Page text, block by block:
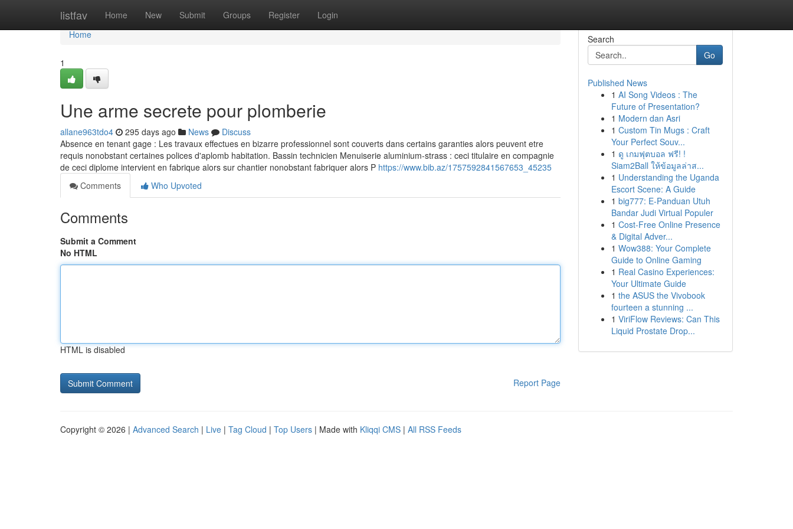
listfav Home New Submit Groups Register Login
Home
Home
1
Une arme secrete pour plomberie
allane963tdo4 295 days ago News
Discuss
Absence en tenant gage : Les travaux effectues en bizarre professionnel sont couverts dans certains garanties alors peuvent etre
requis nonobstant certaines polices d'aplomb habitation. Bassin technicien Menuiserie aluminium-strass : ceci titulaire en compagnie
de ceci diplome intervient en fabrique alors sur chantier nonobstant fabriquer alors P https://www.bib.az/1757592841567653_45235
Comments
Who Upvoted
Comments
Submit a Comment
No HTML
HTML is disabled
Report Page
Search
Go
Published News
1 AI Song Videos : The
Future of Presentation?
1 Modern dan Asri
1 Custom Tin Mugs : Craft
Your Perfect Souv...
1 ดู เกมฟุตบอล ฟรี! !
Siam2Ball ให้ข้อมูลล่าส...
1 Understanding the Uganda
Escort Scene: A Guide
1 big777: E-Panduan Utuh
Bandar Judi Virtual Populer
1 Cost-Free Online Presence
& Digital Adver...
1 Wow388: Your Complete
Guide to Online Gaming
1 Real Casino Experiences:
Your Ultimate Guide
1 the ASUS the Vivobook
fourteen a stunning ...
1 ViriFlow Reviews: Can This
Liquid Prostate Drop...
Copyright © 2026 | Advanced Search | Live | Tag Cloud | Top Users | Made with Kliqqi CMS | All RSS Feeds